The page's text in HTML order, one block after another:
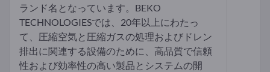
ランド名となっています。BEKO
TECHNOLOGIESでは、20年以上にわたっ
て、圧縮空気と圧縮ガスの処理およびドレン
排出に関連する設備のために、高品質で信頼
性および効率性の高い製品とシステムの開